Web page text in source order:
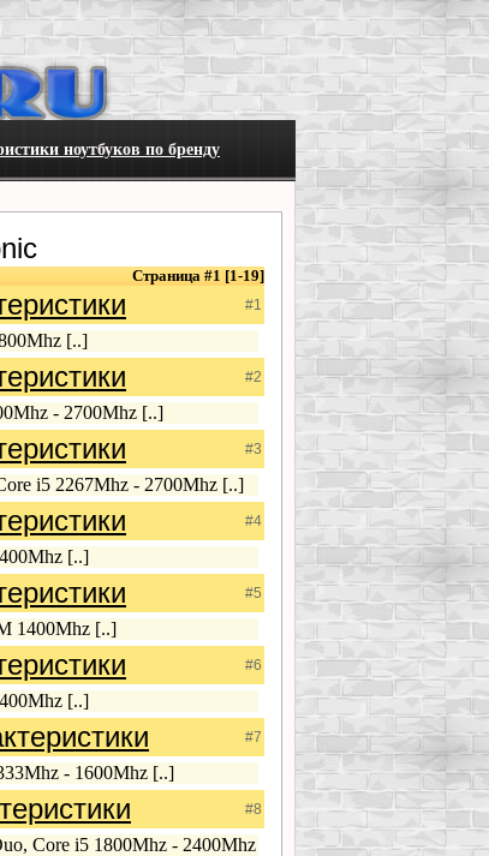
ноутбуков по бренду
Страница #1 [1-19]
#1
[..]
#2
- 2700Mhz [..]
#3
i5 2267Mhz - 2700Mhz [..]
#4
[..]
#5
1400Mhz [..]
#6
[..]
#7
- 1600Mhz [..]
#8
Core i5 1800Mhz - 2400Mhz